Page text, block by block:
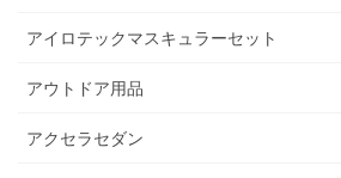
アイロテックマスキュラーセット
アウトドア用品
アクセラセダン